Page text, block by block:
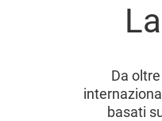
Da
basati